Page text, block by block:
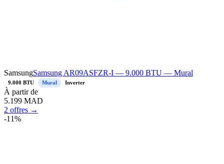
SamsungSamsung AR09ASFZR-I — 9.000 BTU — Mural
9.000 BTU Mural Inverter
À partir de
5.199 MAD
2 offres →
-11%